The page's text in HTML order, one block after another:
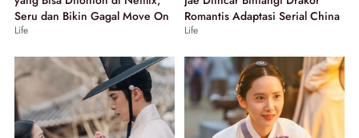
Seru dan Bikin Gagal Move On
Life
Romantis Adaptasi Serial China
Life